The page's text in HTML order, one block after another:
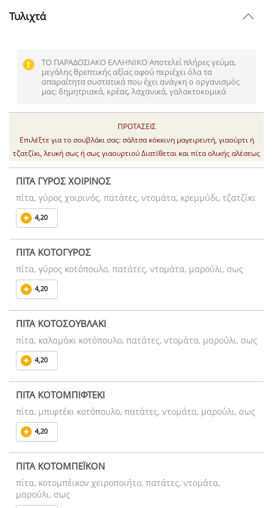
Τυλιχτά
ΤΟ ΠΑΡΑΔΟΣΙΑΚΟ ΕΛΛΗΝΙΚΟ Αποτελεί πλήρες γεύμα,
μεγάλης θρεπτικής αξίας αφού περιέχει όλα τα
απαραίτητα συστατικά που έχει ανάγκη ο οργανισμός
μας: δημητριακά, κρέας, λαχανικά, γαλακτοκομικά
ΠΡΟΤΑΣΕΙΣ
Επιλέξτε για το σουβλάκι σας: σάλτσα κόκκινη μαγειρευτή, γιαούρτι ή
τζατζίκι, λευκή σως ή σως γιαουρτιού Διατίθεται και πίτα ολικής αλέσεως
ΠΙΤΑ ΓΥΡΟΣ ΧΟΙΡΙΝΟΣ
πίτα, γύρος χοιρινός, πατάτες, ντομάτα, κρεμμύδι, τζατζίκι
4,20
ΠΙΤΑ ΚΟΤΟΓΥΡΟΣ
πίτα, γύρος κοτόπουλο, πατάτες, ντομάτα, μαρούλι, σως
4,20
ΠΙΤΑ ΚΟΤΟΣΟΥΒΛΑΚΙ
πίτα, καλαμάκι κοτόπουλο, πατάτες, ντομάτα, μαρούλι, σως
4,20
ΠΙΤΑ ΚΟΤΟΜΠΙΦΤΕΚΙ
πίτα, μπιφτέκι κοτόπουλο, πατάτες, ντομάτα, μαρούλι, σως
4,20
ΠΙΤΑ ΚΟΤΟΜΠΕΪΚΟΝ
πίτα, κοτομπέικον χειροποιήτο, πατάτες, ντομάτα,
μαρούλι, σως